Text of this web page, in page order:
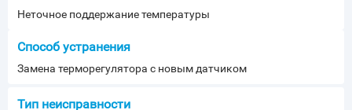
Неточное поддержание температуры
Замена терморегулятора с новым датчиком